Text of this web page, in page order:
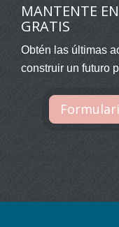
MANTENTE
GRATIS
Obtén las últimas
construir un futuro